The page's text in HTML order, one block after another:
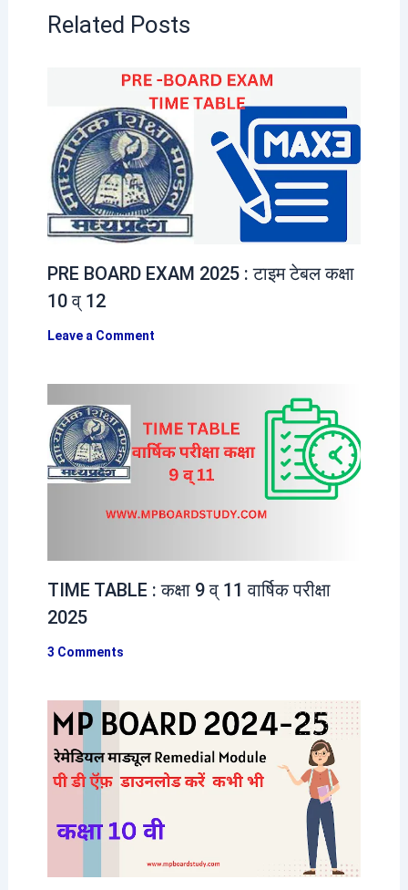
Related Posts
PRE BOARD EXAM 2025 : टाइम टेबल कक्षा
10 व् 12
Leave a Comment
TIME TABLE : कक्षा 9 व् 11 वार्षिक परीक्षा
2025
3 Comments